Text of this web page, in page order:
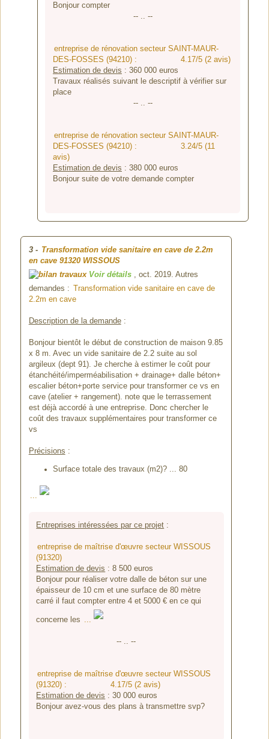
Bonjour compter
-- .. --
entreprise de rénovation secteur SAINT-MAUR-
DES-FOSSES (94210) :
4.17/5 (2 avis)
Estimation de devis : 360 000euros
Travaux réalisés suivant le descriptif à vérifier sur
place
-- .. --
entreprise de rénovation secteur SAINT-MAUR-
DES-FOSSES (94210) :
3.24/5 (11
avis)
Estimation de devis : 380 000euros
Bonjour suite de votre demande compter
3- Transformation vide sanitaire en cave de 2.2m
en cave 91320 WISSOUS
Voir détails , oct. 2019. Autres
demandes : Transformation vide sanitaire en cave de
2.2m en cave
Description de la demande:
Bonjour bientôt le début de construction de maison 9.85
x 8 m. Avec un vide sanitaire de 2.2 suite au sol
argileux (dept 91). Je cherche à estimer le coût pour
étanchéité/imperméabilisation + drainage+ dalle béton+
escalier béton+porte service pour transformer ce vs en
cave (atelier + rangement). note que le terrassement
est déjà accordé à une entreprise. Donc chercher le
coût des travaux supplémentaires pour transformer ce
vs
Précisions :
Surface totale des travaux (m2)? ... 80
...
Entreprises intéressées par ce projet :
entreprise de maîtrise d'œuvre secteur WISSOUS
(91320)
Estimation de devis :8 500 euros
Bonjour pour réaliser votre dalle de béton sur une
épaisseur de 10 cm et une surface de 80 mètre
carré il faut compter entre 4 et 5000 € en ce qui
concerne les ...
-- .. --
entreprise de maîtrise d'œuvre secteur WISSOUS
(91320) :
4.17/5 (2 avis)
Estimation de devis :30 000 euros
Bonjour avez-vous des plans à transmettre svp?